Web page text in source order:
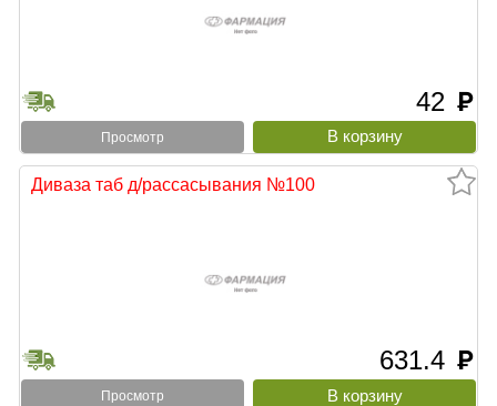
42 руб
Просмотр
Диваза таб д/рассасывания №100
631.4 руб
Просмотр